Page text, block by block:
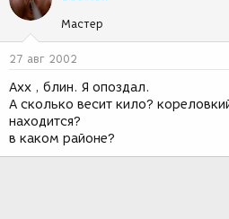
Мастер
27 авг 2002
Ахх , блин. Я опоздал.
А сколько весит кило?
находится?
в каком районе?